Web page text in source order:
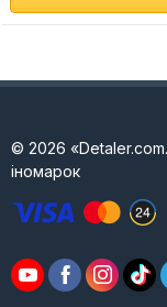
© 2026
іномарок